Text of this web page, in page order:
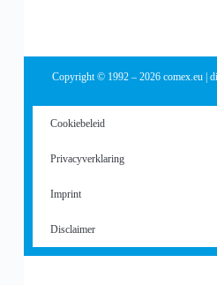
Copyright © 1992 – 2026 comex.eu |
Cookiebeleid
Privacyverklaring
Imprint
Disclaimer